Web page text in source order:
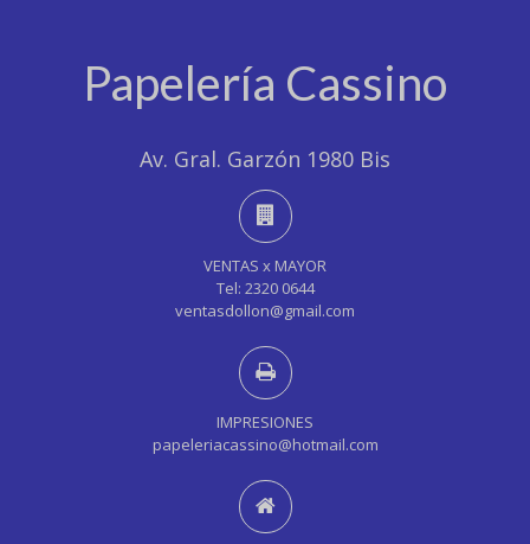
Papelería Cassino
Av. Gral. Garzón 1980 Bis
VENTAS x MAYOR
Tel: 2320 0644
ventasdollon@gmail.com
IMPRESIONES
papeleriacassino@hotmail.com